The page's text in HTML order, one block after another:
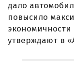
дало
повысило
утверждают в